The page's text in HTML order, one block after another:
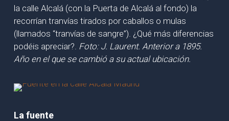
la calle Alcalá (con la Puerta de Alcalá al fondo) la
recorrían tranvías tirados por caballos o mulas
(llamados “tranvías de sangre”). ¿Qué más diferencias
podéis apreciar?. Foto: J. Laurent. Anterior a 1895.
Año en el que se cambió a su actual ubicación.
La fuente